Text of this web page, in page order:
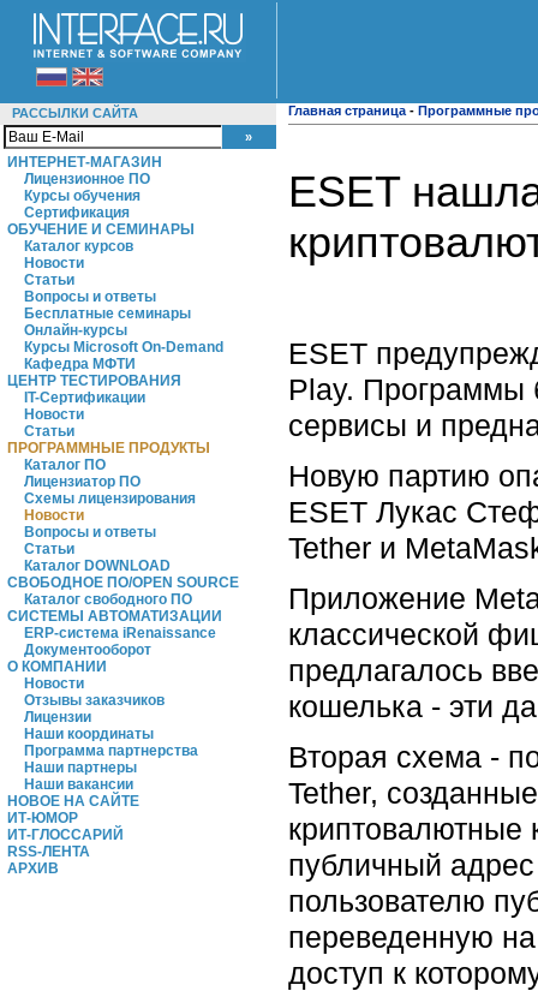
РАССЫЛКИ САЙТА
ИНТЕРНЕТ-МАГАЗИН
Лицензионное ПО
Курсы обучения
Сертификация
ОБУЧЕНИЕ И СЕМИНАРЫ
Каталог курсов
Новости
Статьи
Вопросы и ответы
Бесплатные семинары
Онлайн-курсы
Курсы Microsoft On-Demand
Кафедра МФТИ
ЦЕНТР ТЕСТИРОВАНИЯ
IT-Сертификации
Новости
Статьи
ПРОГРАММНЫЕ ПРОДУКТЫ
Каталог ПО
Лицензиатор ПО
Схемы лицензирования
Новости
Вопросы и ответы
Статьи
Каталог DOWNLOAD
СВОБОДНОЕ ПО/OPEN SOURCE
Каталог свободного ПО
СИСТЕМЫ АВТОМАТИЗАЦИИ
ERP-система iRenaissance
Документооборот
О КОМПАНИИ
Новости
Отзывы заказчиков
Лицензии
Наши координаты
Программа партнерства
Наши партнеры
Наши вакансии
НОВОЕ НА САЙТЕ
ИТ-ЮМОР
ИТ-ГЛОССАРИЙ
RSS-ЛЕНТА
АРХИВ
Главная страница - Программные
ESET
ESET
Play. Программы
сервисы и
Новую партию
ESET Лукас
Tether и
Приложение
классической
предлагалось
кошелька - эти
Вторая схема -
Tether,
криптовалютные
публичный
пользователю
переведенную
доступ к